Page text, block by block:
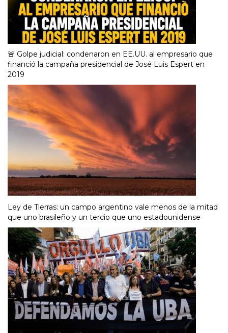
🚨 Golpe judicial: condenaron en EE.UU. al empresario que
financió la campaña presidencial de José Luis Espert en
2019
Ley de Tierras: un campo argentino vale menos de la mitad
que uno brasileño y un tercio que uno estadounidense